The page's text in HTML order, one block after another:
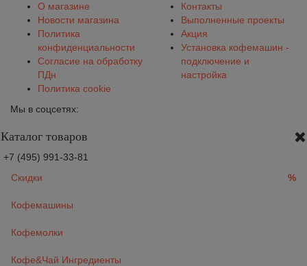
О магазине
Новости магазина
Политика
конфиденциальности
Согласие на обработку
ПДн
Политика cookie
Контакты
Выполненные проекты
Акция
Установка кофемашин -
подключение и
настройка
Мы в соцсетях:
Каталог товаров
+7 (495) 991-33-81
Скидки
%
Кофемашины
Кофемолки
Кофе&Чай Ингредиенты